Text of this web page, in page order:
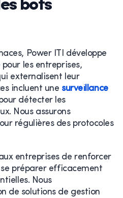
bots
Power ITI développe
les entreprises,
externalisent leur
incluent une surveillance
détecter les
Nous assurons
régulières des protocoles
entreprises de renforcer
préparer efficacement
Nous
de solutions de gestion